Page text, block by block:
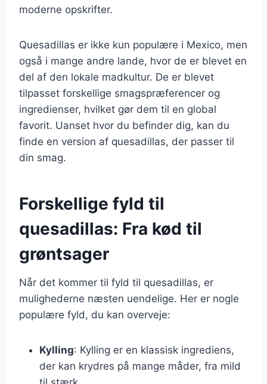
moderne opskrifter.
Quesadillas er ikke kun populære i Mexico, men
også i mange andre lande, hvor de er blevet en
del af den lokale madkultur. De er blevet
tilpasset forskellige smagspræferencer og
ingredienser, hvilket gør dem til en global
favorit. Uanset hvor du befinder dig, kan du
finde en version af quesadillas, der passer til
din smag.
Forskellige fyld til
quesadillas: Fra kød til
grøntsager
Når det kommer til fyld til quesadillas, er
mulighederne næsten uendelige. Her er nogle
populære fyld, du kan overveje:
Kylling: Kylling er en klassisk ingrediens,
der kan krydres på mange måder, fra mild